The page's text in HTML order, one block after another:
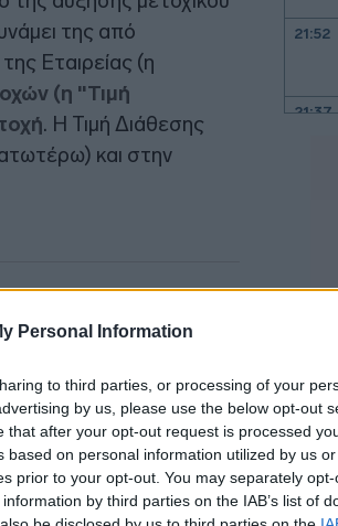
Personal Information
to third parties, or processing of your
by us, please use the below opt-out
that after your opt-out request is processed
based on personal information utilized by us
prior to your opt-out. You may separately
by third parties on the IAB’s list of
της από
Εταιρείας (η
(η "Τιμή
. Η Τιμή Διάθεσης
και στην
21:52
21:37
20:41
20:38
20:33